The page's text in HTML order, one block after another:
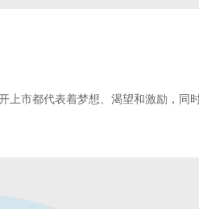
市都代表着梦想、渴望和激励，